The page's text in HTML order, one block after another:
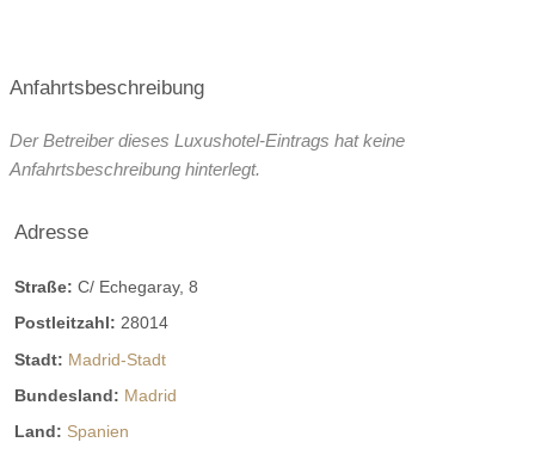
Anfahrtsbeschreibung
Der Betreiber dieses Luxushotel-Eintrags hat keine
Anfahrtsbeschreibung hinterlegt.
Adresse
Straße: C/ Echegaray, 8
Postleitzahl: 28014
Stadt: Madrid-Stadt
Bundesland: Madrid
Land: Spanien